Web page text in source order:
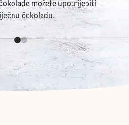
možete upotrijebiti
čokoladu.